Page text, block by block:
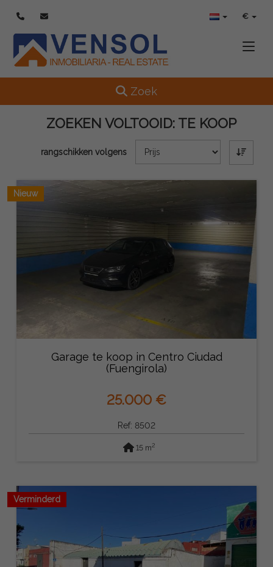
€
Toggle navigation
Zoek
ZOEKEN VOLTOOID:TE KOOP
rangschikken volgens
Nieuw
Garage te koop in Centro Ciudad
(Fuengirola)
25.000 €
Ref: 8502
15 m2
Verminderd